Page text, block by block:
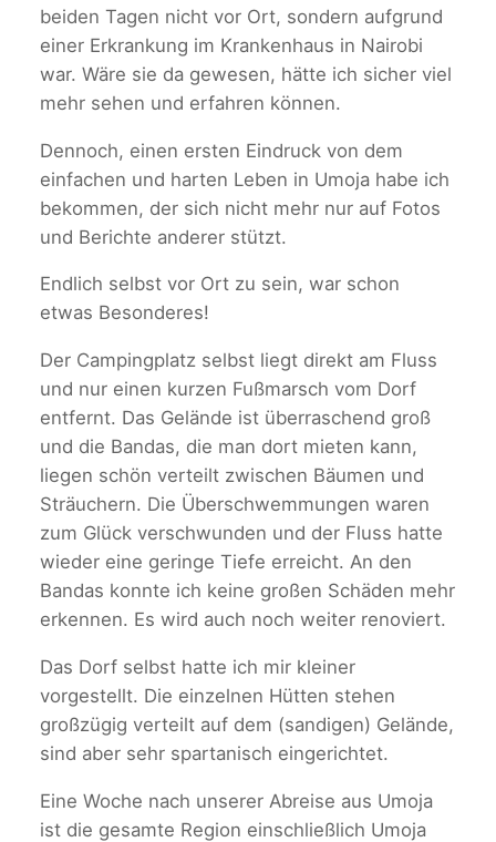
beiden Tagen nicht vor Ort, sondern aufgrund
einer Erkrankung im Krankenhaus in Nairobi
war. Wäre sie da gewesen, hätte ich sicher viel
mehr sehen und erfahren können.
Dennoch, einen ersten Eindruck von dem
einfachen und harten Leben in Umoja habe ich
bekommen, der sich nicht mehr nur auf Fotos
und Berichte anderer stützt.
Endlich selbst vor Ort zu sein, war schon
etwas Besonderes!
Der Campingplatz selbst liegt direkt am Fluss
und nur einen kurzen Fußmarsch vom Dorf
entfernt. Das Gelände ist überraschend groß
und die Bandas, die man dort mieten kann,
liegen schön verteilt zwischen Bäumen und
Sträuchern. Die Überschwemmungen waren
zum Glück verschwunden und der Fluss hatte
wieder eine geringe Tiefe erreicht. An den
Bandas konnte ich keine großen Schäden mehr
erkennen. Es wird auch noch weiter renoviert.
Das Dorf selbst hatte ich mir kleiner
vorgestellt. Die einzelnen Hütten stehen
großzügig verteilt auf dem (sandigen) Gelände,
sind aber sehr spartanisch eingerichtet.
Eine Woche nach unserer Abreise aus Umoja
ist die gesamte Region einschließlich Umoja